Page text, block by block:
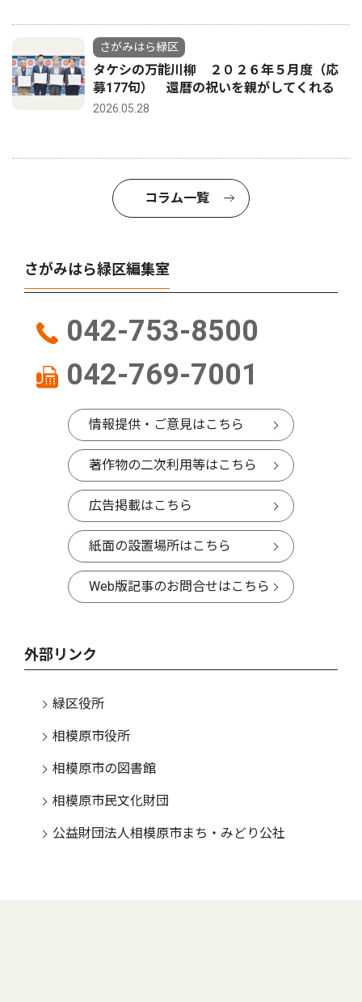
さがみはら緑区
タケシの万能川柳 ２０２６年５月度（応
募177句） 還暦の祝いを親がしてくれる
2026.05.28
コラム一覧
さがみはら緑区編集室
042-753-8500
042-769-7001
情報提供・ご意見はこちら
著作物の二次利用等はこちら
広告掲載はこちら
紙面の設置場所はこちら
Web版記事のお問合せはこちら
外部リンク
緑区役所
相模原市役所
相模原市の図書館
相模原市民文化財団
公益財団法人相模原市まち・みどり公社